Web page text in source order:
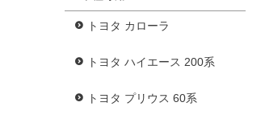
トヨタ カローラ
トヨタ ハイエース 200系
トヨタ プリウス 60系